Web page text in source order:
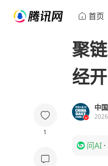
首页
1
聚
经
中
问AI ·